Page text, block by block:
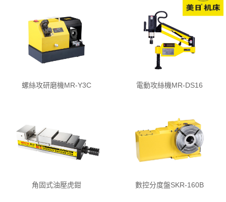
螺絲攻研磨機MR-Y3C 電動攻絲機MR-DS16
角固式油壓虎鉗 數控分度盤SKR-160B